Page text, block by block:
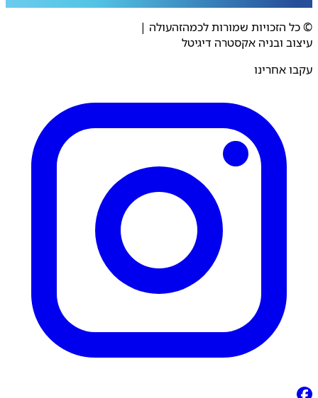
הזכויות שמורות לכמהזהעולה|
ובניה אקסטרה דיגיטל
אחרינו